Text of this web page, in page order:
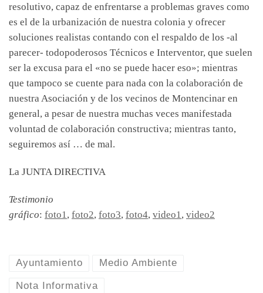
resolutivo, capaz de enfrentarse a problemas graves como
es el de la urbanización de nuestra colonia y ofrecer
soluciones realistas contando con el respaldo de los -al
parecer- todopoderosos Técnicos e Interventor, que suelen
ser la excusa para el «no se puede hacer eso»; mientras
que tampoco se cuente para nada con la colaboración de
nuestra Asociación y de los vecinos de Montencinar en
general, a pesar de nuestra muchas veces manifestada
voluntad de colaboración constructiva; mientras tanto,
seguiremos así … de mal.
La JUNTA DIRECTIVA
Testimonio
gráfico: foto1, foto2, foto3, foto4, video1, video2
Ayuntamiento Medio Ambiente
Nota Informativa